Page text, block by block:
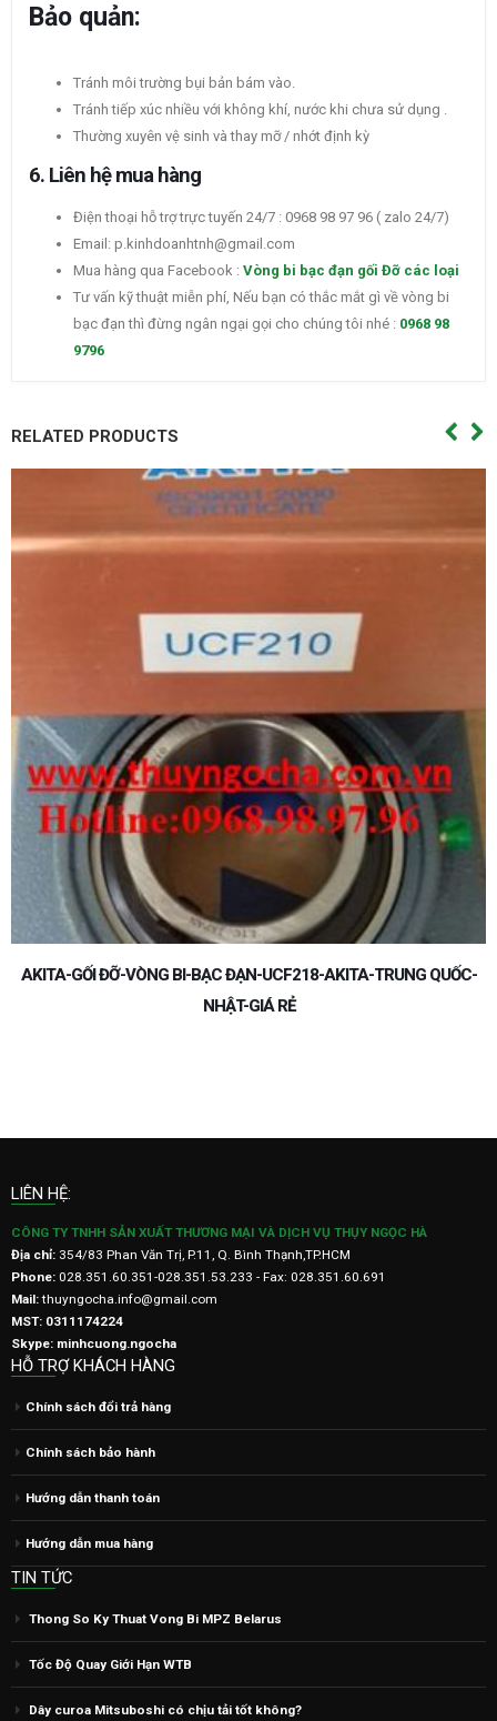
Bảo quản:
Tránh môi trường bụi bản bám vào.
Tránh tiếp xúc nhiều với không khí, nước khi chưa sử dụng .
Thường xuyên vệ sinh và thay mỡ / nhớt định kỳ
6. Liên hệ mua hàng
Điện thoại hỗ trợ trực tuyến 24/7 : 0968 98 97 96 ( zalo 24/7)
Email: p.kinhdoanhtnh@gmail.com
Mua hàng qua Facebook : Vòng bi bạc đạn gối Đỡ các loại
Tư vấn kỹ thuật miễn phí, Nếu bạn có thắc mắt gì về vòng bi
bạc đạn thì đừng ngân ngại gọi cho chúng tôi nhé : 0968 98
9796
RELATED PRODUCTS
AKITA-GỐI ĐỠ-VÒNG BI-BẠC ĐẠN-UCF218-AKITA-TRUNG QUỐC-
NHẬT-GIÁ RẺ
LIÊN HỆ:
CÔNG TY TNHH SẢN XUẤT THƯƠNG MẠI VÀ DỊCH VỤ THỤY NGỌC HÀ
Địa chỉ: 354/83 Phan Văn Trị, P.11, Q. Bình Thạnh,TP.HCM
Phone: 028.351.60.351-028.351.53.233 - Fax: 028.351.60.691
Mail: thuyngocha.info@gmail.com
MST: 0311174224
Skype: minhcuong.ngocha
HỖ TRỢ KHÁCH HÀNG
Chính sách đổi trả hàng
Chính sách bảo hành
Hướng dẫn thanh toán
Hướng dẫn mua hàng
TIN TỨC
Thong So Ky Thuat Vong Bi MPZ Belarus
Tốc Độ Quay Giới Hạn WTB
Dây curoa Mitsuboshi có chịu tải tốt không?